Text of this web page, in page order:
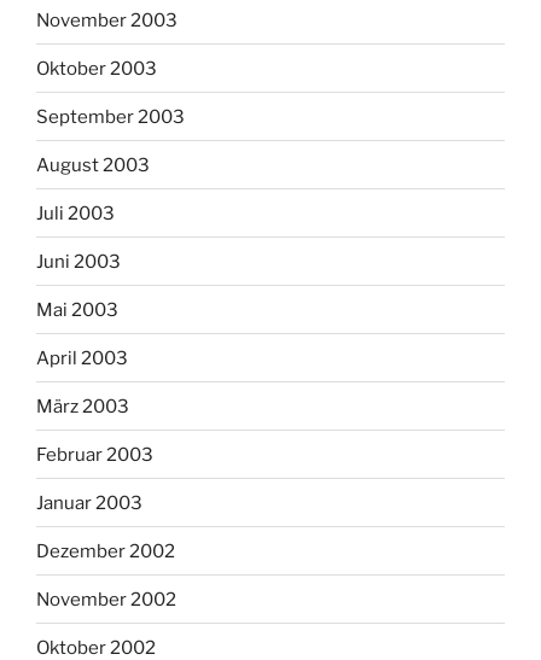
November 2003
Oktober 2003
September 2003
August 2003
Juli 2003
Juni 2003
Mai 2003
April 2003
März 2003
Februar 2003
Januar 2003
Dezember 2002
November 2002
Oktober 2002